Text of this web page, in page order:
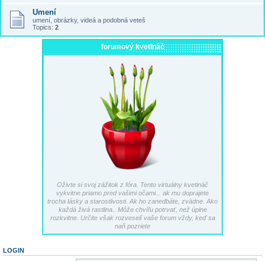
Umení
umení, obrázky, videá a podobná veteš
Topics: 2
forumový kvetináč
Oživte si svoj zážitok z fóra. Tento virtuálny kvetináč
vykvitne priamo pred vašimi očami... ak mu doprajete
trocha lásky a starostlivosti. Ak ho zanedbáte, zvädne. Ako
každá živá rastlina.. Môže chvíľu potrvať, než úplne
rozkvitne. Určite však rozveselí vaše forum vždy, keď sa
naň pozriete
LOGIN